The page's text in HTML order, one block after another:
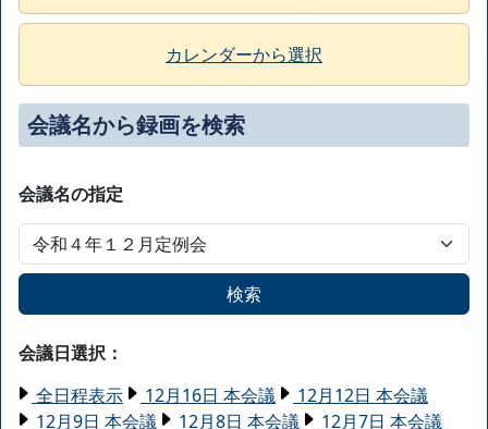
カレンダーから選択
会議名から録画を検索
会議名の指定
検索
会議日選択：
全日程表示
12月16日 本会議
12月12日 本会議
12月9日 本会議
12月8日 本会議
12月7日 本会議